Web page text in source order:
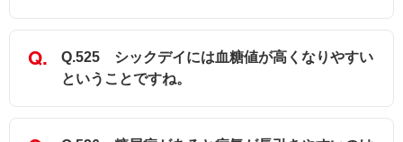
Q.525 シックデイには血糖値が高くなりやすい
ということですね。